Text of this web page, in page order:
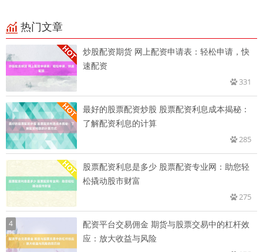
热门文章
炒股配资期货 网上配资申请表：轻松申请，快
速配资
331
最好的股票配资炒股 股票配资利息成本揭秘：
了解配资利息的计算
285
股票配资利息是多少 股票配资专业网：助您轻
松撬动股市财富
275
4
配资平台交易佣金 期货与股票交易中的杠杆效
应：放大收益与风险